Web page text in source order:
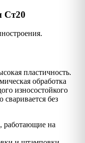
Ст20
пластичность.
обработка
износостойкого
сваривается без
работающие на